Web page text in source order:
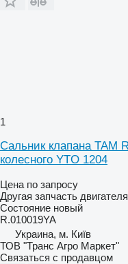
1
Сальник клапана TAM
колесного YTO 1204
Цена по запросу
Другая запчасть двигателя
Состояние новый
R.010019YA
Украина, м. Київ
ТОВ "Транс Агро Маркет"
Связаться с продавцом